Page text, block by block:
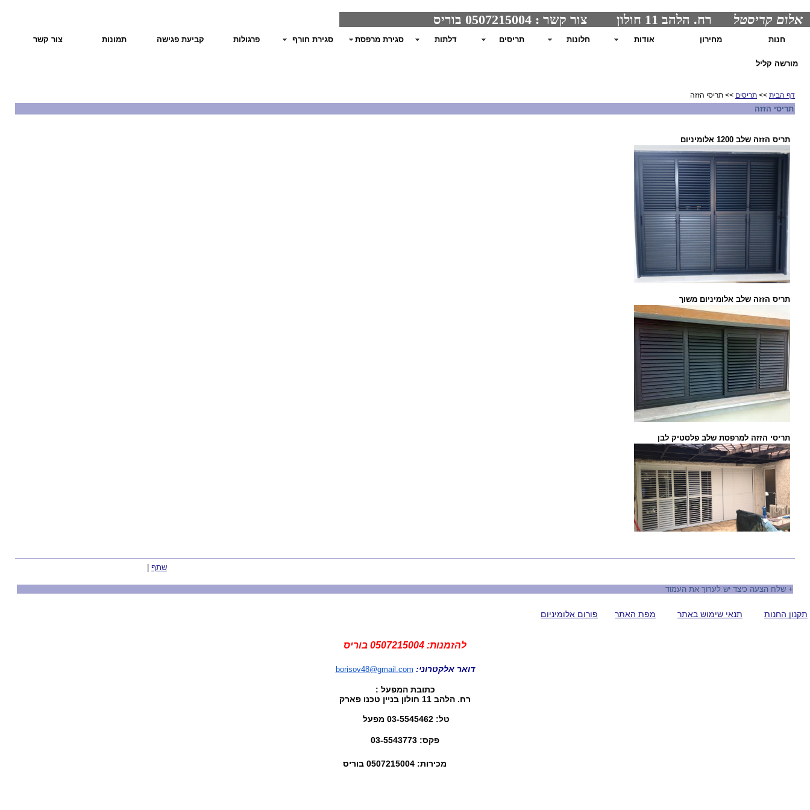
אלום קריסטל רח. הלהב 11 חולון צור קשר : 0507215004 בוריס
חנות מחירון אודות חלונות תריסים דלתות סגירת מרפסת סגירת חורף פרגולות קביעת פגישה תמונות צור קשר
מורשה קליל
דף הבית >> תריסים >> תריסי הזזה
תריסי הזזה
תריס הזזה שלב 1200 אלומיניום
תריס הזזה שלב אלומיניום משוך
תריסי הזזה למרפסת שלב פלסטיק לבן
שתף
+ שלח הצעה כיצד יש לערוך את העמוד
תקנון החנות תנאי שימוש באתר מפת האתר פורום אלומיניום
להזמנות: 0507215004 בוריס
דואר אלקטרוני: borisov48@gmail.com
כתובת המפעל :
רח. הלהב 11 חולון בניין טכנו פארק
טל: 03-5545462 מפעל
פקס: 03-5543773
מכירות: 0507215004 בוריס